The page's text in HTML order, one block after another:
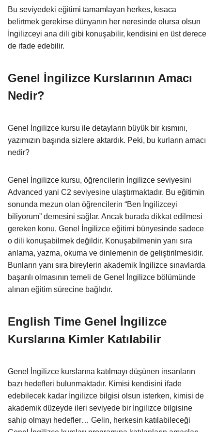
Bu seviyedeki eğitimi tamamlayan herkes, kısaca
belirtmek gerekirse dünyanın her neresinde olursa olsun
İngilizceyi ana dili gibi konuşabilir, kendisini en üst derece
de ifade edebilir.
Genel İngilizce Kurslarının Amacı
Nedir?
Genel İngilizce kursu ile detayların büyük bir kısmını,
yazımızın başında sizlere aktardık. Peki, bu kurların amacı
nedir?
Genel İngilizce kursu, öğrencilerin İngilizce seviyesini
Advanced yani C2 seviyesine ulaştırmaktadır. Bu eğitimin
sonunda mezun olan öğrencilerin “Ben İngilizceyi
biliyorum” demesini sağlar. Ancak burada dikkat edilmesi
gereken konu, Genel İngilizce eğitimi bünyesinde sadece
o dili konuşabilmek değildir. Konuşabilmenin yanı sıra
anlama, yazma, okuma ve dinlemenin de geliştirilmesidir.
Bunların yanı sıra bireylerin akademik İngilizce sınavlarda
başarılı olmasının temeli de Genel İngilizce bölümünde
alınan eğitim sürecine bağlıdır.
English Time Genel İngilizce
Kurslarına Kimler Katılabilir
Genel İngilizce kurslarına katılmayı düşünen insanların
bazı hedefleri bulunmaktadır. Kimisi kendisini ifade
edebilecek kadar İngilizce bilgisi olsun isterken, kimisi de
akademik düzeyde ileri seviyede bir İngilizce bilgisine
sahip olmayı hedefler… Gelin, herkesin katılabileceği